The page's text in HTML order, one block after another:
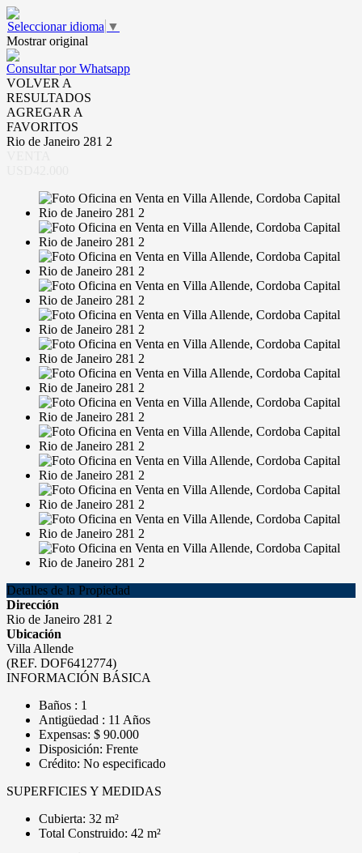
Seleccionar idioma ▼
Mostrar original
Consultar por Whatsapp
VOLVER A
RESULTADOS
AGREGAR A
FAVORITOS
Rio de Janeiro 281 2
Detalles de la Propiedad
Dirección
Rio de Janeiro 281 2
Ubicación
Villa Allende
(REF. DOF6412774)
INFORMACIÓN BÁSICA
Baños : 1
Antigüedad : 11 Años
Expensas: $ 90.000
Disposición: Frente
Crédito: No especificado
SUPERFICIES Y MEDIDAS
Cubierta: 32 m²
Total Construido: 42 m²